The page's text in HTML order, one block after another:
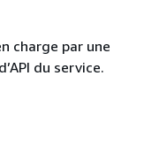
charge par une
du service.